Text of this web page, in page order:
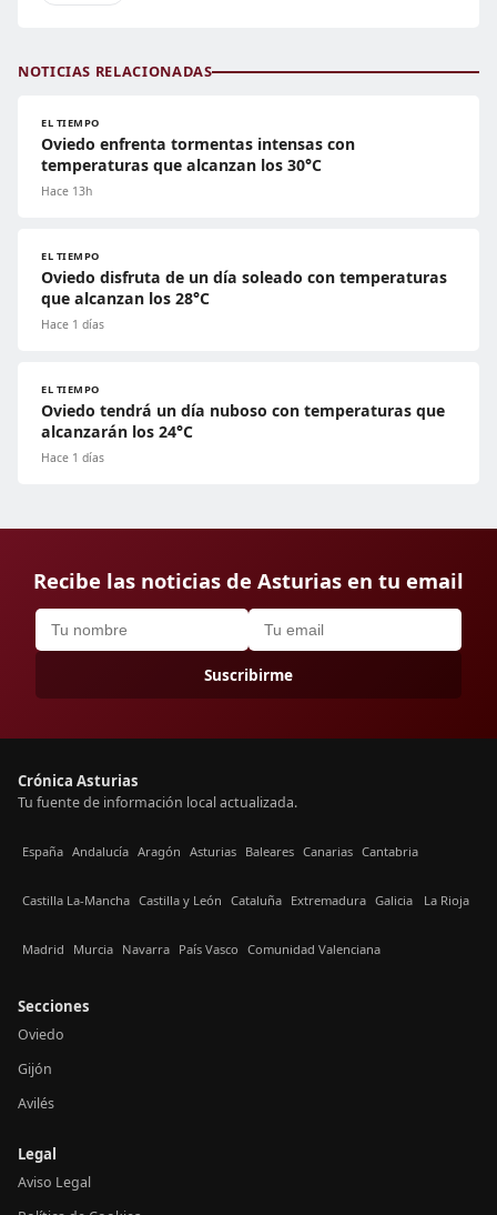
NOTICIAS RELACIONADAS
EL TIEMPO
Oviedo enfrenta tormentas intensas con
temperaturas que alcanzan los 30°C
Hace 13h
EL TIEMPO
Oviedo disfruta de un día soleado con temperaturas
que alcanzan los 28°C
Hace 1 días
EL TIEMPO
Oviedo tendrá un día nuboso con temperaturas que
alcanzarán los 24°C
Hace 1 días
Recibe las noticias de Asturias en tu email
Suscribirme
Crónica Asturias
Tu fuente de información local actualizada.
España Andalucía Aragón Asturias Baleares Canarias Cantabria
Castilla La-Mancha Castilla y León Cataluña Extremadura Galicia La Rioja
Madrid Murcia Navarra País Vasco Comunidad Valenciana
Secciones
Oviedo
Gijón
Avilés
Legal
Aviso Legal